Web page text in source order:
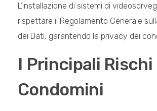
L’installazione di sistemi di
rispettare il Regolamento Generale
dei Dati, garantendo la privacy dei
I Principali Rischi
Condomini